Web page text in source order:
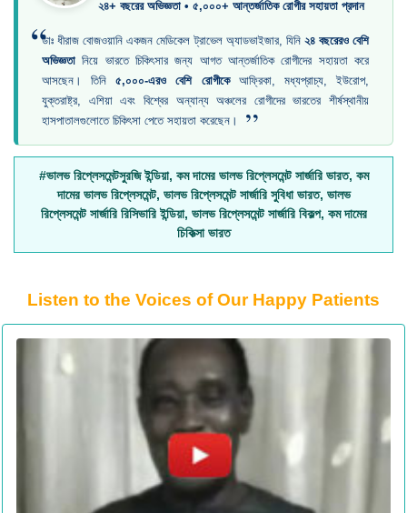
২৪+ বছরের অভিজ্ঞতা • ৫,০০০+ আন্তর্জাতিক রোগীর সহায়তা প্রদান
“ডাঃ ধীরাজ বোজওয়ানি একজন মেডিকেল ট্রাভেল অ্যাডভাইজার, যিনি ২৪ বছরেরও বেশি
অভিজ্ঞতা নিয়ে ভারতে চিকিৎসার জন্য আগত আন্তর্জাতিক রোগীদের সহায়তা করে
আসছেন। তিনি৫,০০০-এরও বেশি রোগীকেআফ্রিকা, মধ্যপ্রাচ্য, ইউরোপ,
যুক্তরাষ্ট্র, এশিয়া এবং বিশ্বের অন্যান্য অঞ্চলের রোগীদের ভারতের শীর্ষস্থানীয়
হাসপাতালগুলোতে চিকিৎসা পেতে সহায়তা করেছেন।
”
#ভালভ রিপ্লেসমেন্টসুরজি ইন্ডিয়া, কম দামের ভালভ রিপ্লেসমেন্ট সার্জারি ভারত, কম
দামের ভালভ রিপ্লেসমেন্ট, ভালভ রিপ্লেসমেন্ট সার্জারি সুবিধা ভারত, ভালভ
রিপ্লেসমেন্ট সার্জারি রিসিভারি ইন্ডিয়া, ভালভ রিপ্লেসমেন্ট সার্জারি বিকল্প, কম দামের
চিকিত্সা ভারত
Listen to the Voices of Our Happy Patients